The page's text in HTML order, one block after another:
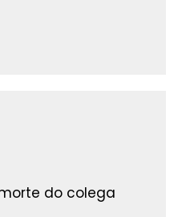
do colega